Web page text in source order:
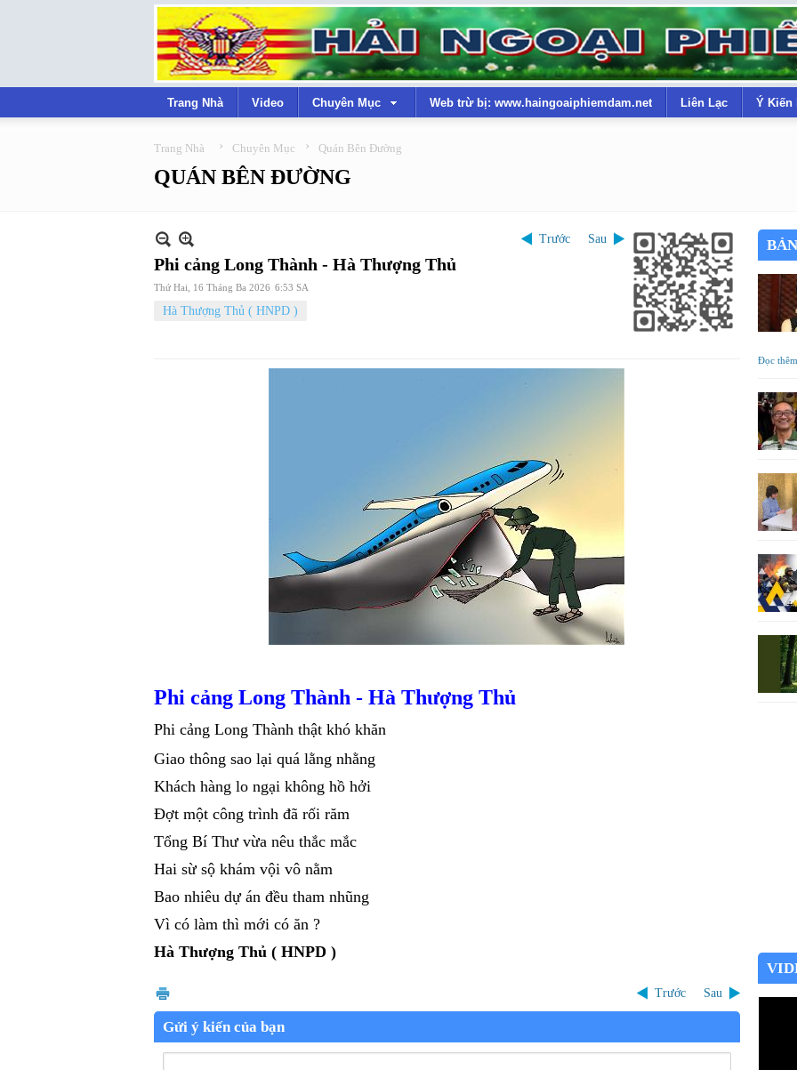
Trang Nhà Video Chuyên Mục Web trừ bị: www.haingoaiphiemdam.net Liên Lạc Ý Kiến
Trang Nhà › Chuyên Mục › Quán Bên Đường
QUÁN BÊN ĐƯỜNG
Trước Sau
Phi cảng Long Thành - Hà Thượng Thủ
Thứ Hai, 16 Tháng Ba 2026 6:53 SA
Hà Thượng Thủ ( HNPD )
Phi cảng Long Thành - Hà Thượng Thủ
Phi cảng Long Thành thật khó khăn
Giao thông sao lại quá lằng nhằng
Khách hàng lo ngại không hồ hởi
Đợt một công trình đã rối răm
Tổng Bí Thư vừa nêu thắc mắc
Hai sừ sộ khám vội vô nằm
Bao nhiêu dự án đều tham nhũng
Vì có làm thì mới có ăn ?
Hà Thượng Thủ ( HNPD )
Trước Sau
Gửi ý kiến của bạn
Đọc thêm